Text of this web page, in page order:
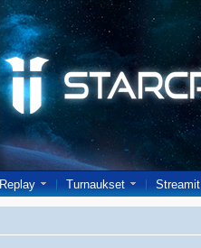
Replay Turnaukset Streamit